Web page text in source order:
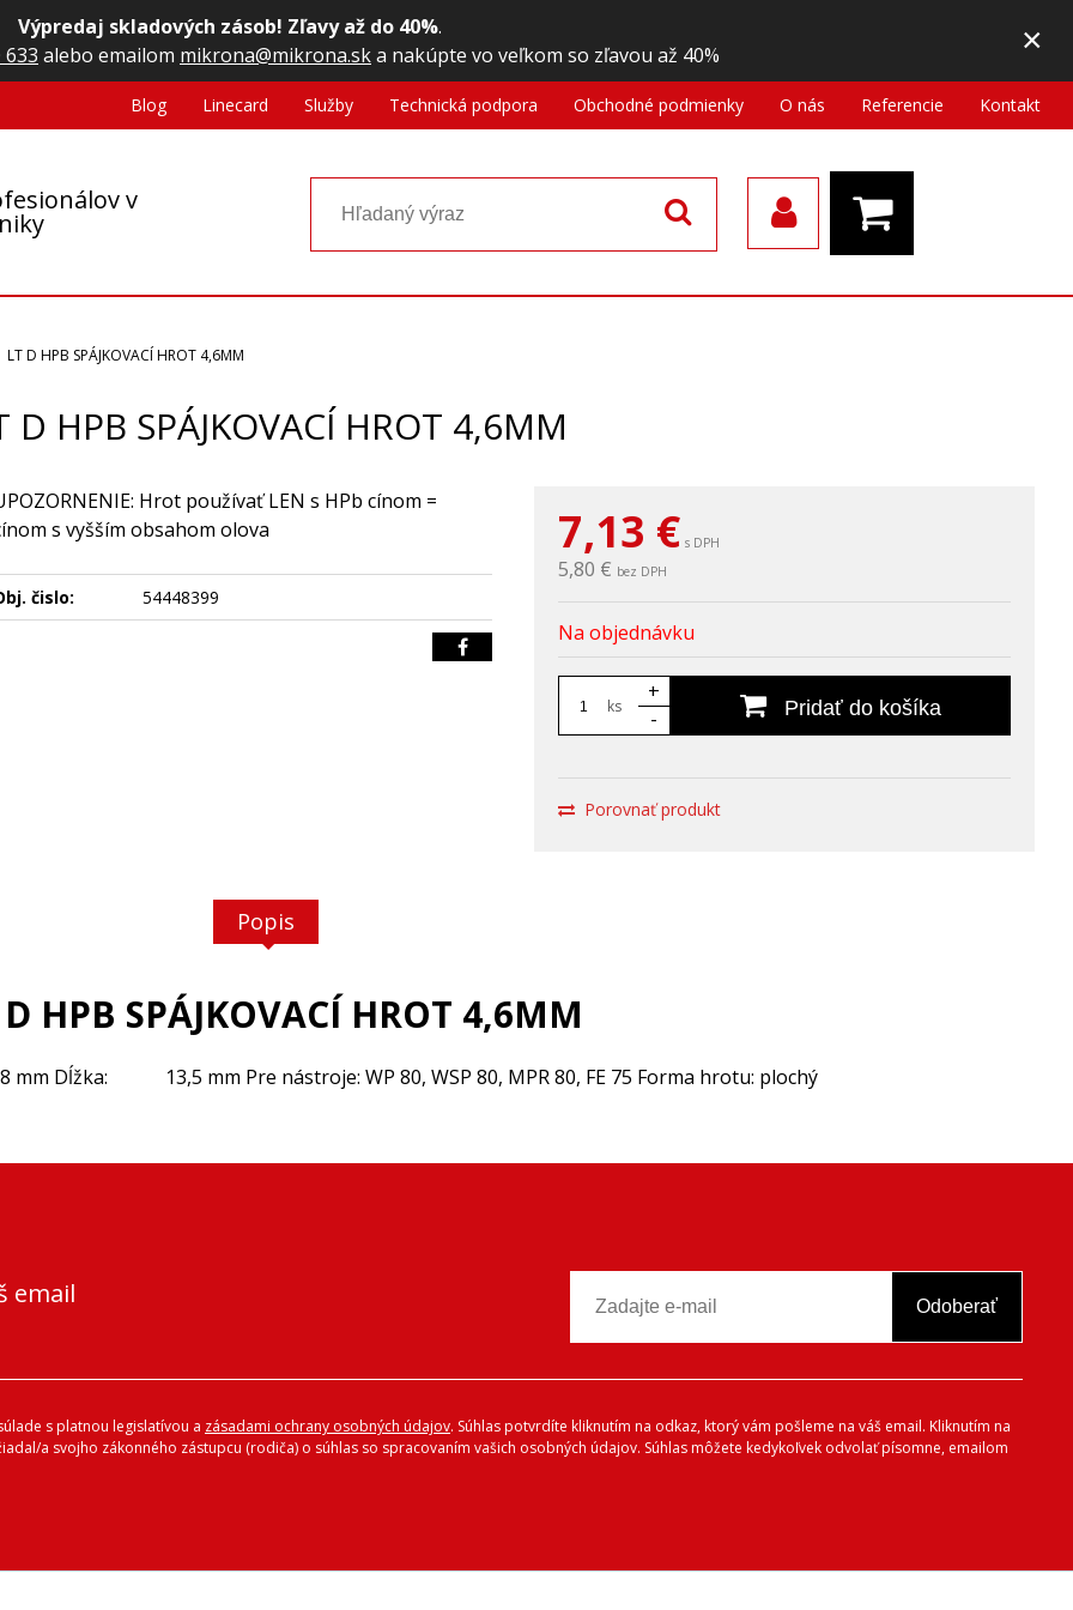
Výpredaj skladových zásob! Zľavy až do 40%.
633 alebo emailom mikrona@mikrona.ska nakúpte vo veľkom so zľavou až 40% ×
v
Blog Linecard Služby Technická podpora Obchodné podmienky O nás Referencie Kontakt
LT D HPB SPÁJKOVACÍ HROT 4,6MM
D HPB SPÁJKOVACÍ HROT 4,6MM
7,13 € s DPH
5,80 € bez DPH
Na objednávku
ks
+
-
Pridať do košíka
Porovnať produkt
Hrot používať LEN s HPb cínom =
s vyšším obsahom olova
čislo: 54448399
Popis
HPB SPÁJKOVACÍ HROT 4,6MM
13,5 mm Pre nástroje: WP 80, WSP 80, MPR 80, FE 75 Forma hrotu: plochý
email Odoberať
s platnou legislatívou a zásadami ochrany osobných údajov. Súhlas potvrdíte kliknutím na odkaz, ktorý vám pošleme na váš email. Kliknutím na
a svojho zákonného zástupcu (rodiča) o súhlas so spracovaním vašich osobných údajov. Súhlas môžete kedykoľvek odvolať písomne, emailom